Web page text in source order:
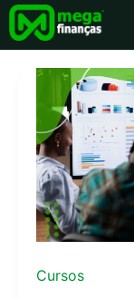
para
conteúdo
Cursos